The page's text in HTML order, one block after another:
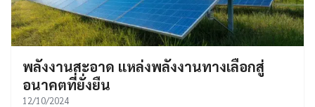
พลังงานสะอาด แหล่งพลังงานทางเลือกสู่
อนาคตที่ยั่งยืน
12/10/2024